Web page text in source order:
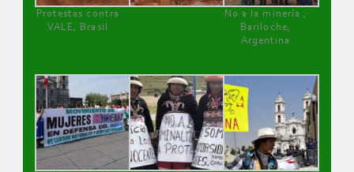
Protestas contra
VALE, Brasil
No a la minería ,
Bariloche,
Argentina